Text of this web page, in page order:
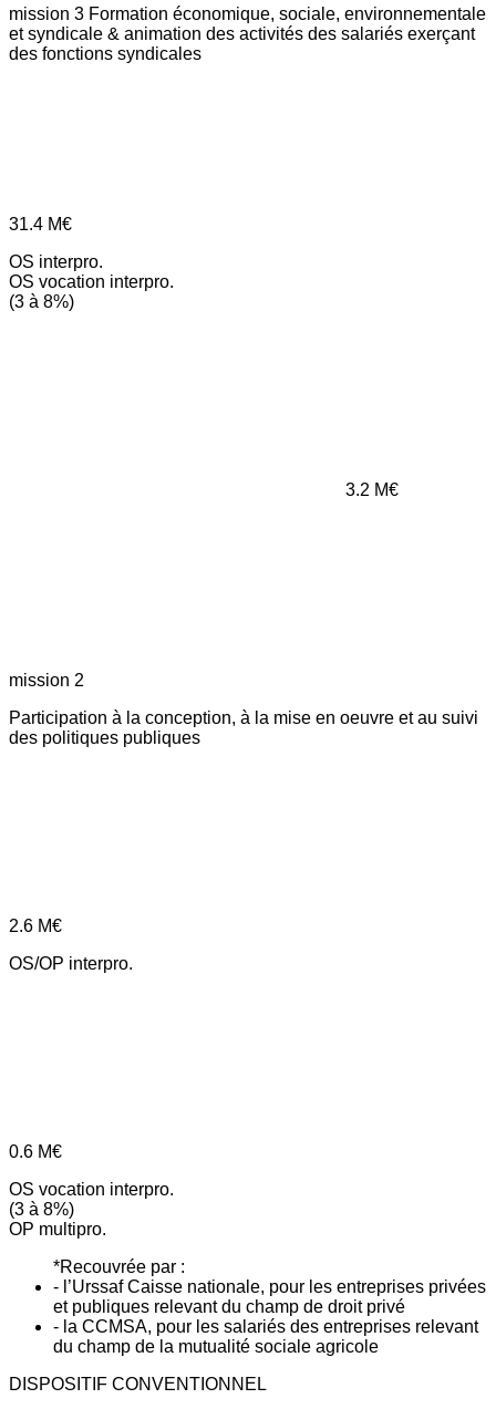
mission 3 Formation économique, sociale, environnementale
et syndicale & animation des activités des salariés exerçant
des fonctions syndicales
31.4 M€
OS interpro.
OS vocation interpro.
(3 à 8%)
3.2 M€
mission 2
Participation à la conception, à la mise en oeuvre et au suivi
des politiques publiques
2.6 M€
OS/OP interpro.
0.6 M€
OS vocation interpro.
(3 à 8%)
OP multipro.
*Recouvrée par :
- l’Urssaf Caisse nationale, pour les entreprises privées
et publiques relevant du champ de droit privé
- la CCMSA, pour les salariés des entreprises relevant
du champ de la mutualité sociale agricole
DISPOSITIF CONVENTIONNEL